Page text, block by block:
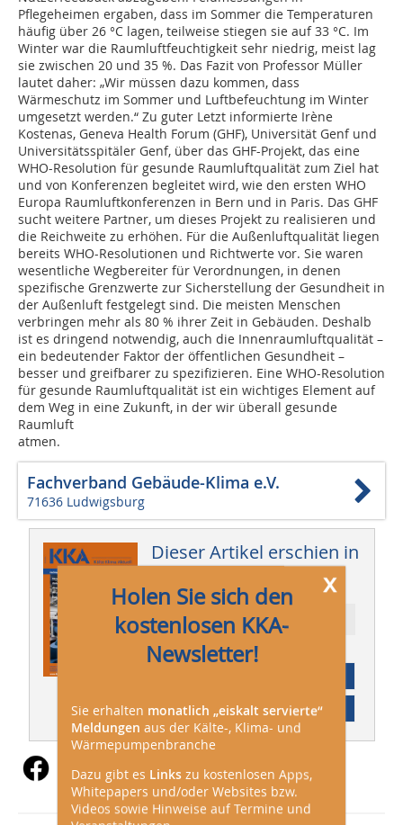
Pflegeheimen ergaben, dass im Sommer die Temperaturen
häufig über 26 °C lagen, teilweise stiegen sie auf 33 °C. Im
Winter war die Raumluftfeuchtigkeit sehr niedrig, meist lag
sie zwischen 20 und 35 %. Das Fazit von Professor Müller
lautet daher: „Wir müssen dazu kommen, dass
Wärmeschutz im Sommer und Luftbefeuchtung im Winter
umgesetzt werden.“ Zu guter Letzt informierte Irène
Kostenas, Geneva Health Forum (GHF), Universität Genf und
Universitätsspitäler Genf, über das GHF-Projekt, das eine
WHO-Resolution für gesunde Raumluftqualität zum Ziel hat
und von Konferenzen begleitet wird, wie den ersten WHO
Europa Raumluftkonferenzen in Bern und in Paris. Das GHF
sucht weitere Partner, um dieses Projekt zu realisieren und
die Reichweite zu erhöhen. Für die Außenluftqualität liegen
bereits WHO-Resolutionen und Richtwerte vor. Sie waren
wesentliche Wegbereiter für Verordnungen, in denen
spezifische Grenzwerte zur Sicherstellung der Gesundheit in
der Außenluft festgelegt sind. Die meisten Menschen
verbringen mehr als 80 % ihrer Zeit in Gebäuden. Deshalb
ist es dringend notwendig, auch die Innenraumluftqualität –
ein bedeutender Faktor der öffentlichen Gesundheit –
besser und greifbarer zu spezifizieren. Eine WHO-Resolution
für gesunde Raumluftqualität ist ein wichtiges Element auf
dem Weg in eine Zukunft, in der wir überall gesunde
Raumluft
atmen.
Fachverband Gebäude-Klima e.V.
71636 Ludwigsburg
Dieser Artikel erschien in
KKA 06/2025
Ressort: Branche
Inhaltsverzeichnis
x
Holen Sie sich den
kostenlosen KKA-
Newsletter!
Sie erhalten monatlich „eiskalt servierte“
Meldungen aus der Kälte-, Klima- und
Wärmepumpenbranche
Dazu gibt es Links zu kostenlosen Apps,
Whitepapers und/oder Websites bzw.
Videos sowie Hinweise auf Termine und